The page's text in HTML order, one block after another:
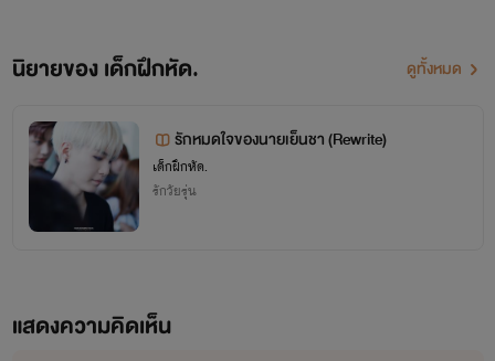
'เพื่อนกันเค้าไม่คบกันเองหรอก'
ส่วนใครที่อยากอ่านนิยายเก่าๆที่ไรท์เคยลง แต่พอเปิดมา
ไปแล้ว เนื่องจากว่าเนื้อเรื่องมันยังไม่ค่อยโอเคเท่าไหร่
ไรท์ว่าจะเอามารีเมกแล้วทำใหม่ ไม่ต่างไปจากเดิม
มาก(เหมือนเดิมเลยล่ะ แต่อาจจะแต่งให้มันดูโอเคกว่านี้นิ
นิยายของ เด็กฝึกหัด. ดูทั้งหมด
รักหมดใจของนายเย็นชา (Rewrite)
เด็กฝึกหัด.
รักวัยรุ่น
แสดงความคิดเห็น